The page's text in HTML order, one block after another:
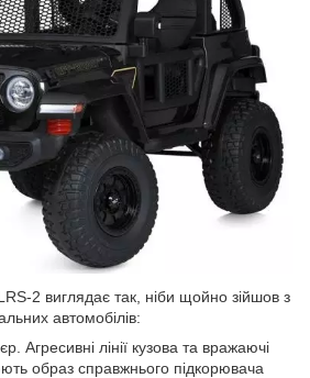
2 виглядає так, ніби щойно зійшов з
автомобілів:
Агресивні лінії кузова та вражаючі
образ справжнього підкорювача